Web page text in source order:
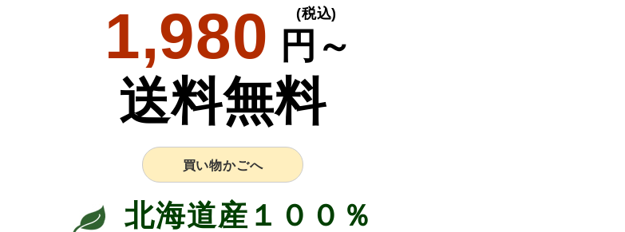
1,980 円～
(税込)
送料無料
買い物かごへ
北海道産１００％